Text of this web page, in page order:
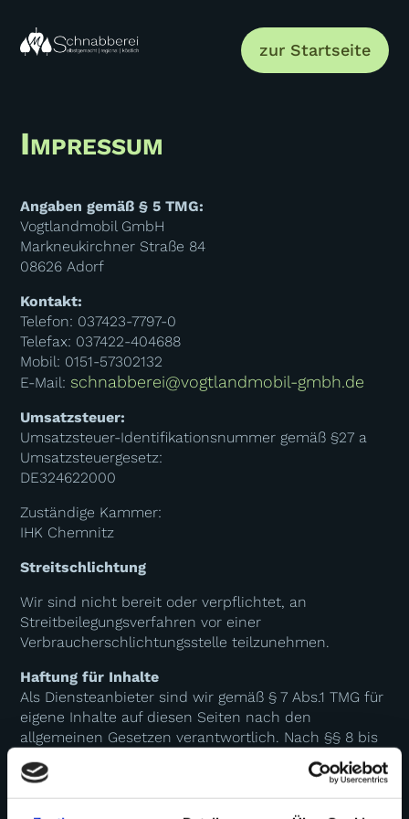
zur Startseite
Impressum
Angaben gemäß § 5 TMG:
Vogtlandmobil GmbH
Markneukirchner Straße 84
08626 Adorf
Kontakt:
Telefon: 037423-7797-0
Telefax: 037422-404688
Mobil: 0151-57302132
E-Mail: schnabberei@vogtlandmobil-gmbh.de
Umsatzsteuer:
Umsatzsteuer-Identifikationsnummer gemäß §27 a
Umsatzsteuergesetz:
DE324622000
Zuständige Kammer:
IHK Chemnitz
Streitschlichtung
Wir sind nicht bereit oder verpflichtet, an
Streitbeilegungsverfahren vor einer
Verbraucherschlichtungsstelle teilzunehmen.
Haftung für Inhalte
Als Diensteanbieter sind wir gemäß § 7 Abs.1 TMG für
eigene Inhalte auf diesen Seiten nach den
allgemeinen Gesetzen verantwortlich. Nach §§ 8 bis
10 TMG sind wir als Diensteanbieter jedoch nicht
verpflichtet, übermittelte oder gespeicherte fremde
Informationen zu überwachen oder nach Umständen